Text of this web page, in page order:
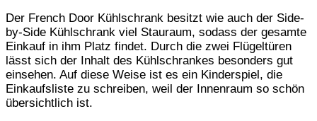
Der French Door Kühlschrank besitzt wie auch der Side-
by-Side Kühlschrank viel Stauraum, sodass der gesamte
Einkauf in ihm Platz findet. Durch die zwei Flügeltüren
lässt sich der Inhalt des Kühlschrankes besonders gut
einsehen. Auf diese Weise ist es ein Kinderspiel, die
Einkaufsliste zu schreiben, weil der Innenraum so schön
übersichtlich ist.